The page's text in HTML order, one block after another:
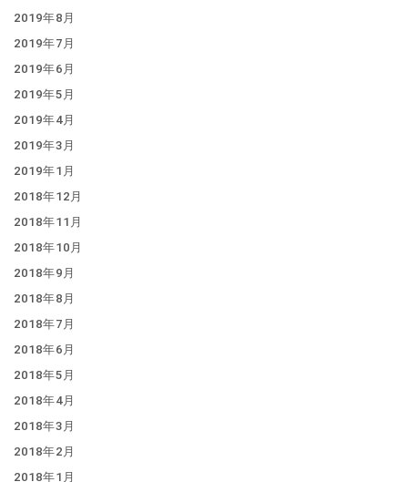
2019年8月
2019年7月
2019年6月
2019年5月
2019年4月
2019年3月
2019年1月
2018年12月
2018年11月
2018年10月
2018年9月
2018年8月
2018年7月
2018年6月
2018年5月
2018年4月
2018年3月
2018年2月
2018年1月